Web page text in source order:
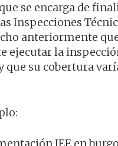
se encarga de
Inspecciones
anteriormente
ejecutar la
que su cobertura